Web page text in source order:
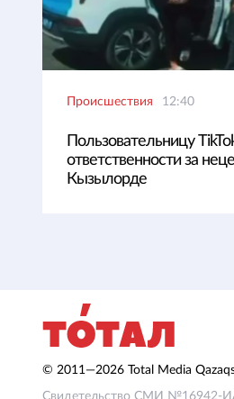
Происшествия 12:40
Пользовательницу
ответственности за
Кызылорде
© 2011—2026 Total Media
Свидетельство СМИ №16942-